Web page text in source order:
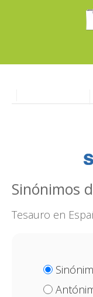
Sinónimos
Tesauro en